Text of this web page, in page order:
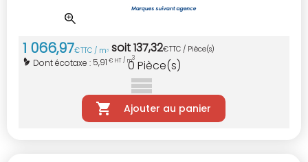
1 066,97€TTC / m3 soit137,32€TTC / Pièce(s)
Dont écotaxe : 5,91 € HT / m3
0 Pièce(s)
Ajouter au panier